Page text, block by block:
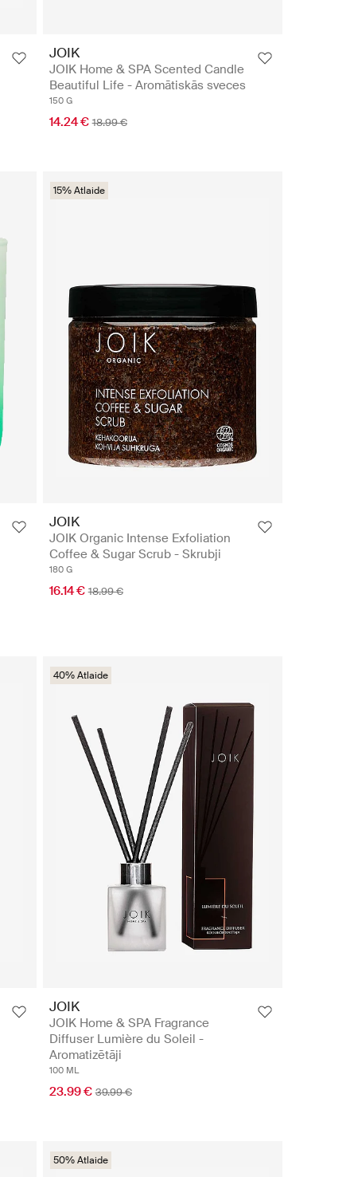
JOIK
JOIK Home & SPA Scented Candle
Beautiful Life - Aromātiskās sveces
150 G
14.24 € 18.99 €
15% Atlaide
JOIK
JOIK Organic Intense Exfoliation
Coffee & Sugar Scrub - Skrubji
180 G
16.14 € 18.99 €
40% Atlaide
JOIK
JOIK Home & SPA Fragrance
Diffuser Lumière du Soleil -
Aromatizētāji
100 ML
23.99 € 39.99 €
50% Atlaide